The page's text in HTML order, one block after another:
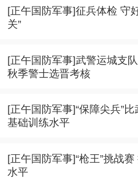
掃一掃關注 掃一掃關注
[正午国防军事]征兵体检 守
关”
[正午国防军事]武警运城支
秋季警士选晋考核
[正午国防军事]“保障尖兵”
基础训练水平
[正午国防军事]“枪王”挑战
水平